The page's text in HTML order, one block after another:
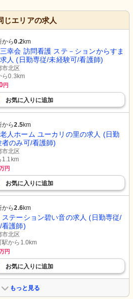
じエリアの求人
から0.2km
幸会 訪問看護 ステ－ションからすま
人 (日勤専従/未経験可/看護師)
市北区
ら0.3km
円
お気に入り に追加
から2.5km
人ホーム ユーカリの里の求人 (日勤
のみ可/看護師)
市北区
1.1km
円
お気に入り に追加
から2.6km
ステーション碧い音の求人 (日勤専従/
看護師)
市北区
駅から1.0km
円
お気に入り に追加
もっと見る